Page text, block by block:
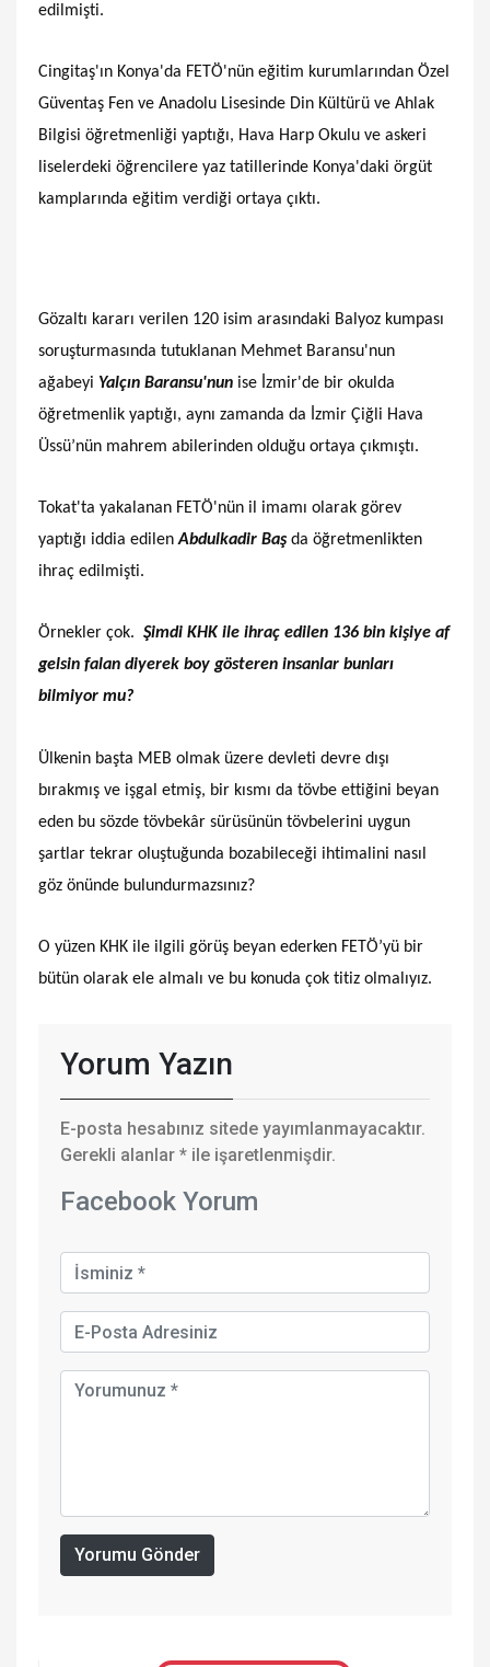
edilmişti.
Cingitaş'ın Konya'da FETÖ'nün eğitim kurumlarından Özel
Güventaş Fen ve Anadolu Lisesinde Din Kültürü ve Ahlak
Bilgisi öğretmenliği yaptığı, Hava Harp Okulu ve askeri
liselerdeki öğrencilere yaz tatillerinde Konya'daki örgüt
kamplarında eğitim verdiği ortaya çıktı.
Gözaltı kararı verilen 120 isim arasındaki Balyoz kumpası
soruşturmasında tutuklanan Mehmet Baransu'nun
ağabeyi Yalçın Baransu'nun ise İzmir'de bir okulda
öğretmenlik yaptığı, aynı zamanda da İzmir Çiğli Hava
Üssü’nün mahrem abilerinden olduğu ortaya çıkmıştı.
Tokat'ta yakalanan FETÖ'nün il imamı olarak görev
yaptığı iddia edilenAbdulkadir Başda öğretmenlikten
ihraç edilmişti.
Örnekler çok. Şimdi KHK ile ihraç edilen 136 bin kişiye af
gelsin falan diyerek boy gösteren insanlar bunları
bilmiyor mu?
Ülkenin başta MEB olmak üzere devleti devre dışı
bırakmış ve işgal etmiş, bir kısmı da tövbe ettiğini beyan
eden bu sözde tövbekâr sürüsünün tövbelerini uygun
şartlar tekrar oluştuğunda bozabileceği ihtimalini nasıl
göz önünde bulundurmazsınız?
O yüzen KHK ile ilgili görüş beyan ederken FETÖ’yü bir
bütün olarak ele almalı ve bu konuda çok titiz olmalıyız.
Yorum Yazın
E-posta hesabınız sitede yayımlanmayacaktır.
Gerekli alanlar * ile işaretlenmişdir.
Facebook Yorum
Yorumu Gönder